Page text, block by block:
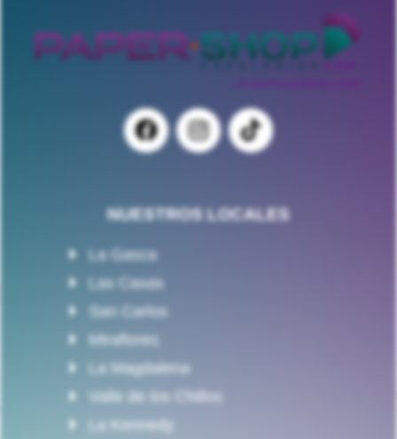
NUESTROS LOCALES
La Gasca
Las Casas
San Carlos
Miraflores
La Magdalena
Valle de los Chillos
La Kennedy